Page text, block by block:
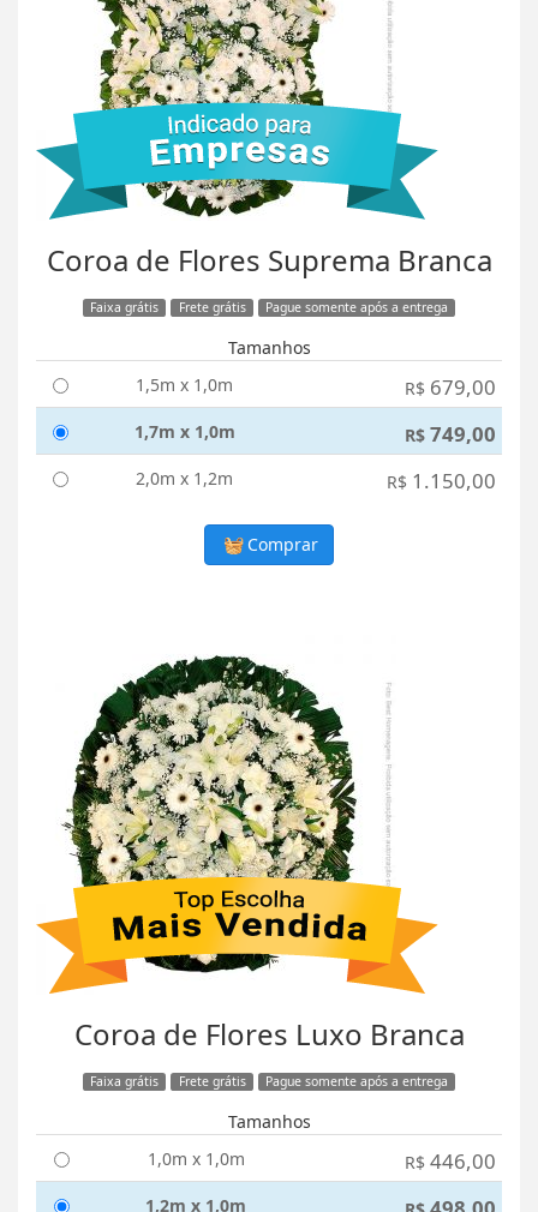
Coroa de Flores Suprema Branca
Faixa grátis Frete grátis Pague somente após a entrega
Tamanhos
1,5m x 1,0m
R$ 679,00
1,7m x 1,0m R$ 749,00
2,0m x 1,2m R$ 1.150,00
Comprar
Coroa de Flores Luxo Branca
Faixa grátis Frete grátis Pague somente após a entrega
Tamanhos
1,0m x 1,0m
R$ 446,00
1,2m x 1,0m